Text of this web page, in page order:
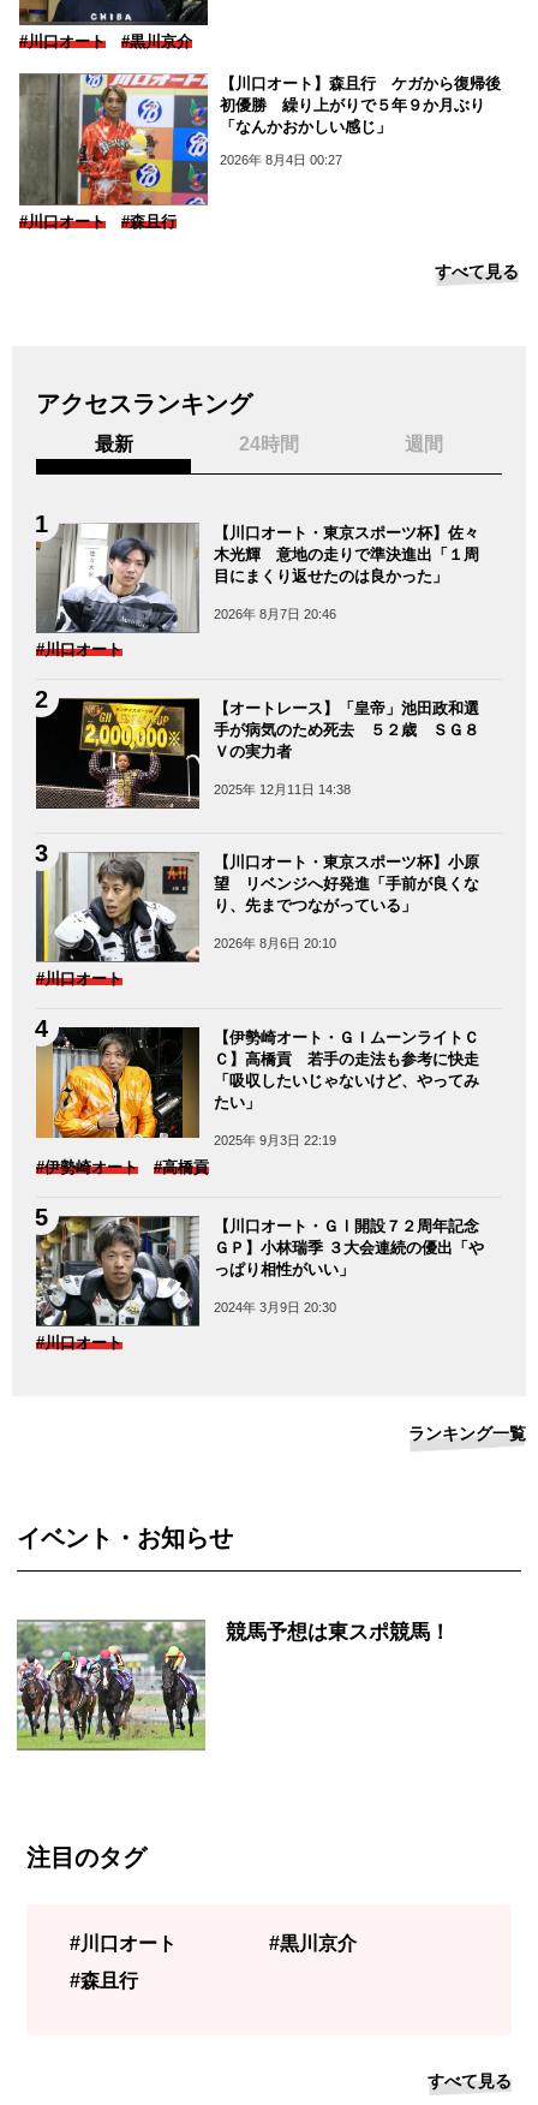
#川口オート #黒川京介
【川口オート】森且行 ケガから復帰後
初優勝 繰り上がりで５年９か月ぶり
「なんかおかしい感じ」
2026年 8月4日 00:27
#川口オート #森且行
すべて見る
アクセスランキング
最新 24時間 週間
【川口オート・東京スポーツ杯】佐々
木光輝 意地の走りで準決進出「１周
目にまくり返せたのは良かった」
2026年 8月7日 20:46
#川口オート
【オートレース】「皇帝」池田政和選
手が病気のため死去 ５２歳 ＳＧ８
Ｖの実力者
2025年 12月11日 14:38
【川口オート・東京スポーツ杯】小原
望 リベンジへ好発進「手前が良くな
り、先までつながっている」
2026年 8月6日 20:10
#川口オート
【伊勢崎オート・ＧＩムーンライトＣ
Ｃ】高橋貢 若手の走法も参考に快走
「吸収したいじゃないけど、やってみ
たい」
2025年 9月3日 22:19
#伊勢崎オート #高橋貢
【川口オート・ＧⅠ開設７２周年記念
ＧＰ】小林瑞季 ３大会連続の優出「や
っぱり相性がいい」
2024年 3月9日 20:30
#川口オート
ランキング一覧
イベント・お知らせ
競馬予想は東スポ競馬！
注目のタグ
#川口オート
#黒川京介
#森且行
すべて見る